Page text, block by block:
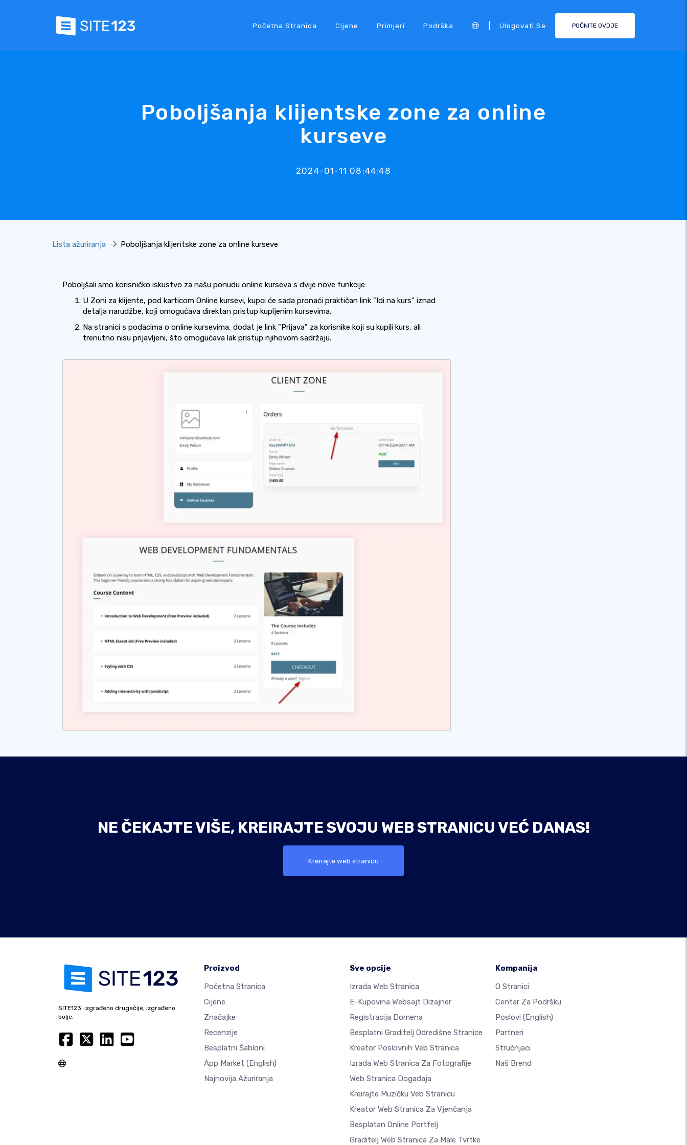
Početna Stranica Cijene Primjeri Podrška Ulogovati Se POČNITE OVDJE
Poboljšanja klijentske zone za online
kurseve
2024-01-11 08:44:48
Lista ažuriranja Poboljšanja klijentske zone za online kurseve
Poboljšali smo korisničko iskustvo za našu ponudu online kurseva s dvije nove funkcije:
U Zoni za klijente, pod karticom Online kursevi, kupci će sada pronaći praktičan link "Idi na kurs" iznad
detalja narudžbe, koji omogućava direktan pristup kupljenim kursevima.
Na stranici s podacima o online kursevima, dodat je link "Prijava" za korisnike koji su kupili kurs, ali
trenutno nisu prijavljeni, što omogućava lak pristup njihovom sadržaju.
NE ČEKAJTE VIŠE, KREIRAJTE SVOJU WEB STRANICU VEĆ DANAS!
Kreirajte web stranicu
SITE123: izgrađeno drugačije, izgrađeno
bolje.
Proizvod
Početna Stranica
Cijene
Značajke
Recenzije
Besplatni Šabloni
App Market (English)
Najnovija Ažuriranja
Sve opcije
Izrada Web Stranica
E-Kupovina Websajt Dizajner
Registracija Domena
Besplatni Graditelj Odredišne Stranice
Kreator Poslovnih Veb Stranica
Izrada Web Stranica Za Fotografije
Web Stranica Događaja
Kreirajte Muzičku Veb Stranicu
Kreator Web Stranica Za Vjenčanja
Besplatan Online Portfelj
Graditelj Web Stranica Za Male Tvrtke
Kompanija
O Stranici
Centar Za Podršku
Poslovi (English)
Partneri
Stručnjaci
Naš Brend